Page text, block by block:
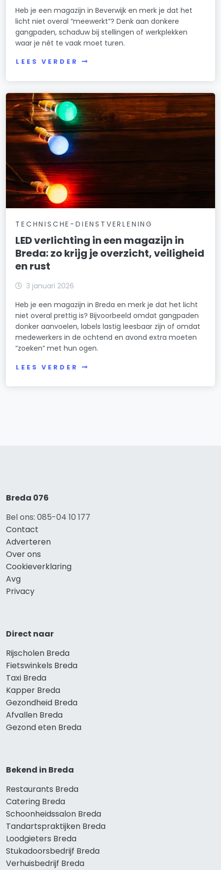
Heb je een magazijn in Beverwijk en merk je dat het
licht niet overal “meewerkt”? Denk aan donkere
gangpaden, schaduw bij stellingen of werkplekken
waar je nét te vaak moet turen.
LEES VERDER
TECHNISCHE-DIENSTVERLENING
LED verlichting in een magazijn in
Breda: zo krijg je overzicht, veiligheid
en rust
3 januari 2026
Heb je een magazijn in Breda en merk je dat het licht
niet overal prettig is? Bijvoorbeeld omdat gangpaden
donker aanvoelen, labels lastig leesbaar zijn of omdat
medewerkers in de ochtend en avond extra moeten
“zoeken” met hun ogen.
LEES VERDER
Breda 076
Bel ons: 085-04 10 177
Contact
Adverteren
Over ons
Cookieverklaring
Avg
Privacy
Direct naar
Rijscholen Breda
Fietswinkels Breda
Taxi Breda
Kapper Breda
Gezondheid Breda
Afvallen Breda
Gezond eten Breda
Bekend in Breda
Restaurants Breda
Catering Breda
Schoonheidssalon Breda
Tandartspraktijken Breda
Loodgieters Breda
Stukadoorsbedrijf Breda
Verhuisbedrijf Breda